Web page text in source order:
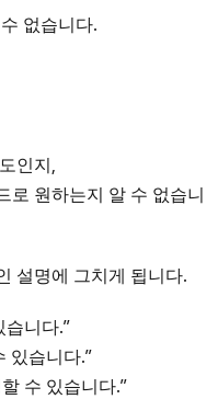
없습니다.
인지,
로 원하는지 알 수 없습니
설명에 그치게 됩니다.
니다.”
있습니다.”
수 있습니다.”